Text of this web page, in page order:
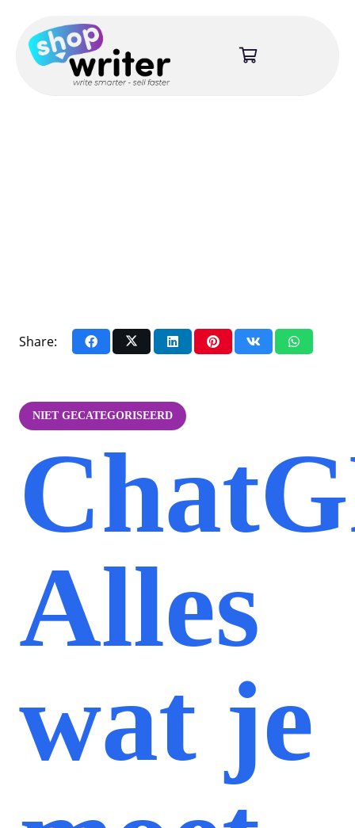
Share:
NIET GECATEGORISEERD
Alles
wat je